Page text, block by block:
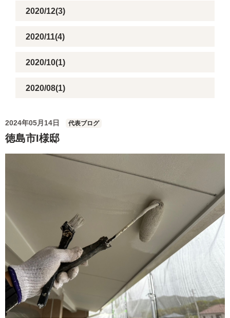
2020/12(3)
2020/11(4)
2020/10(1)
2020/08(1)
2024年05月14日 代表ブログ
徳島市I様邸